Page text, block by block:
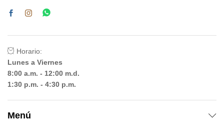
Horario:
Lunes a Viernes
8:00 a.m. - 12:00 m.d.
1:30 p.m. - 4:30 p.m.
Menú